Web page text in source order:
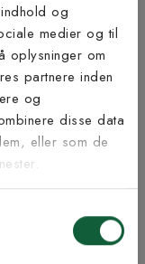
og
medier og til
oplysninger om
partnere inden
og
disse data
eller som de
vores tilbud,